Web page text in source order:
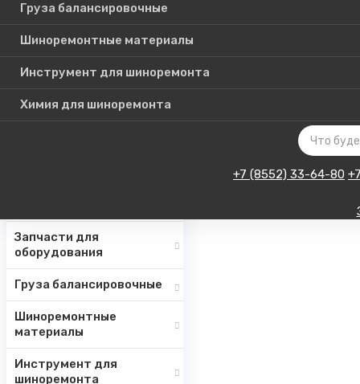
Груза балансировочные
Шиноремонтные материалы
Инструмент для шиноремонта
Химия для шиноремонта
+7 (8552) 33-64-80
Шиномонтажное
Запчасти для
оборудования
Груза балансировочные
Шиноремонтные
материалы
Инструмент для
шиноремонта